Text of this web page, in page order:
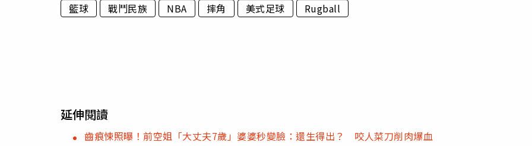
籃球 戰鬥民族 NBA 摔角 美式足球 Rugball
延伸閱讀
齒痕悚照曝！前空姐「大丈夫7歲」婆婆秒變臉：還生得出？ 咬人菜刀削肉爆血